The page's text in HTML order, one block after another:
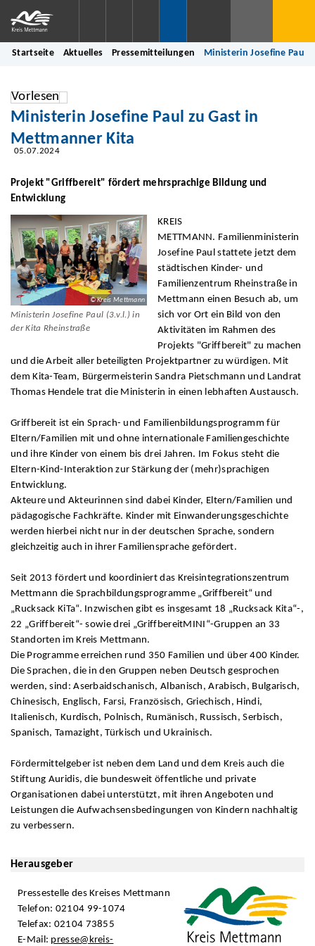
Startseite Aktuelles Pressemitteilungen Ministerin Josefine Paul
Vorlesen
Ministerin Josefine Paul zu Gast in
Mettmanner Kita
05.07.2024
Projekt "Griffbereit" fördert mehrsprachige Bildung und
Entwicklung
© Kreis Mettmann
Ministerin Josefine Paul (3.v.l.) in
der Kita Rheinstraße
KREIS
METTMANN. Familienministerin
Josefine Paul stattete jetzt dem
städtischen Kinder- und
Familienzentrum Rheinstraße in
Mettmann einen Besuch ab, um
sich vor Ort ein Bild von den
Aktivitäten im Rahmen des
Projekts "Griffbereit" zu machen
und die Arbeit aller beteiligten Projektpartner zu würdigen. Mit
dem Kita-Team, Bürgermeisterin Sandra Pietschmann und Landrat
Thomas Hendele trat die Ministerin in einen lebhaften Austausch.
Griffbereit ist ein Sprach- und Familienbildungsprogramm für
Eltern/Familien mit und ohne internationale Familiengeschichte
und ihre Kinder von einem bis drei Jahren. Im Fokus steht die
Eltern-Kind-Interaktion zur Stärkung der (mehr)sprachigen
Entwicklung.
Akteure und Akteurinnen sind dabei Kinder, Eltern/Familien und
pädagogische Fachkräfte. Kinder mit Einwanderungsgeschichte
werden hierbei nicht nur in der deutschen Sprache, sondern
gleichzeitig auch in ihrer Familiensprache gefördert.
Seit 2013 fördert und koordiniert das Kreisintegrationszentrum
Mettmann die Sprachbildungsprogramme „Griffbereit“ und
„Rucksack KiTa“. Inzwischen gibt es insgesamt 18 „Rucksack Kita“-,
22 „Griffbereit“- sowie drei „GriffbereitMINI“-Gruppen an 33
Standorten im Kreis Mettmann.
Die Programme erreichen rund 350 Familien und über 400 Kinder.
Die Sprachen, die in den Gruppen neben Deutsch gesprochen
werden, sind: Aserbaidschanisch, Albanisch, Arabisch, Bulgarisch,
Chinesisch, Englisch, Farsi, Französisch, Griechisch, Hindi,
Italienisch, Kurdisch, Polnisch, Rumänisch, Russisch, Serbisch,
Spanisch, Tamazight, Türkisch und Ukrainisch.
Fördermittelgeber ist neben dem Land und dem Kreis auch die
Stiftung Auridis, die bundesweit öffentliche und private
Organisationen dabei unterstützt, mit ihren Angeboten und
Leistungen die Aufwachsensbedingungen von Kindern nachhaltig
zu verbessern.
Herausgeber
Pressestelle des Kreises Mettmann
Telefon: 02104 99-1074
Telefax: 02104 73855
E-Mail: presse@kreis-